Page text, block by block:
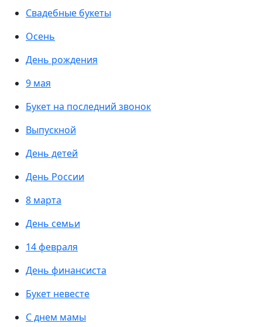
Свадебные букеты
Осень
День рождения
9 мая
Букет на последний звонок
Выпускной
День детей
День России
8 марта
День семьи
14 февраля
День финансиста
Букет невесте
С днем мамы